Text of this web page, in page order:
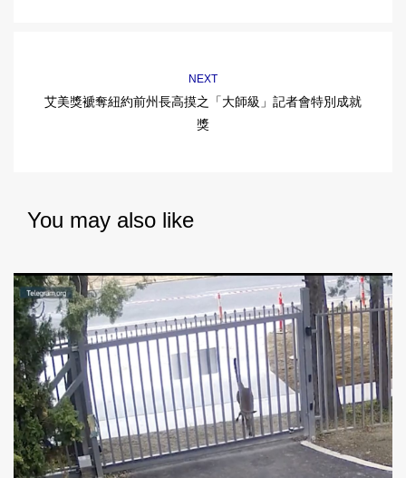
NEXT
艾美獎褫奪紐約前州長高摸之「大師級」記者會特別成就
獎
You may also like